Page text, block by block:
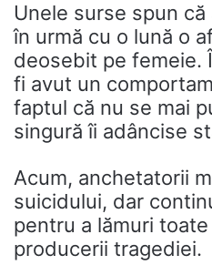
Unele surse spun
în urmă cu o lună o
deosebit pe femeie.
fi avut un
faptul că nu se mai
singură îi adâncise
Acum, anchetatorii
suicidului, dar
pentru a lămuri
producerii tragediei.